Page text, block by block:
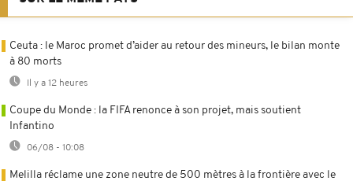
Ceuta : le Maroc promet d’aider au retour des mineurs, le bilan monte
à 80 morts
Il y a 12 heures
Coupe du Monde : la FIFA renonce à son projet, mais soutient
Infantino
06/08 - 10:08
Melilla réclame une zone neutre de 500 mètres à la frontière avec le